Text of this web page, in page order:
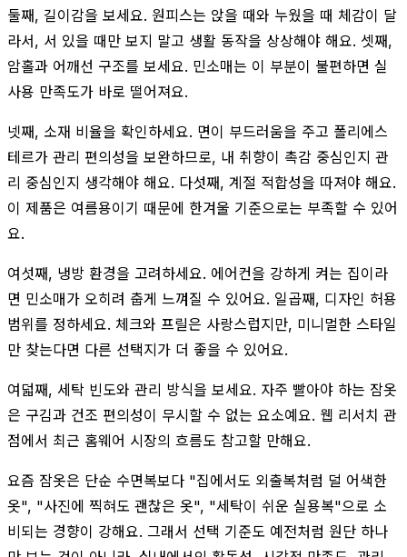
둘째, 길이감을 보세요. 원피스는 앉을 때와 누웠을 때 체감이 달
라서, 서 있을 때만 보지 말고 생활 동작을 상상해야 해요. 셋째,
암홀과 어깨선 구조를 보세요. 민소매는 이 부분이 불편하면 실
사용 만족도가 바로 떨어져요.
넷째, 소재 비율을 확인하세요. 면이 부드러움을 주고 폴리에스
테르가 관리 편의성을 보완하므로, 내 취향이 촉감 중심인지 관
리 중심인지 생각해야 해요. 다섯째, 계절 적합성을 따져야 해요.
이 제품은 여름용이기 때문에 한겨울 기준으로는 부족할 수 있어
요.
여섯째, 냉방 환경을 고려하세요. 에어컨을 강하게 켜는 집이라
면 민소매가 오히려 춥게 느껴질 수 있어요. 일곱째, 디자인 허용
범위를 정하세요. 체크와 프릴은 사랑스럽지만, 미니멀한 스타일
만 찾는다면 다른 선택지가 더 좋을 수 있어요.
여덟째, 세탁 빈도와 관리 방식을 보세요. 자주 빨아야 하는 잠옷
은 구김과 건조 편의성이 무시할 수 없는 요소예요. 웹 리서치 관
점에서 최근 홈웨어 시장의 흐름도 참고할 만해요.
요즘 잠옷은 단순 수면복보다 "집에서도 외출복처럼 덜 어색한
옷", "사진에 찍혀도 괜찮은 옷", "세탁이 쉬운 실용복"으로 소
비되는 경향이 강해요. 그래서 선택 기준도 예전처럼 원단 하나